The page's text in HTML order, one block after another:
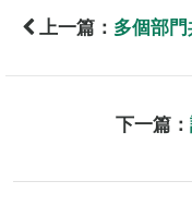
上一篇： 多個部
下一篇：